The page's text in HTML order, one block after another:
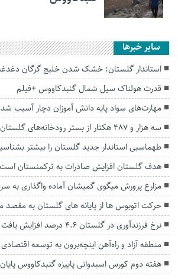
سایر خبرها
استاندار گلستان: خشک شدن خلیج گرگان
قدرت هولناک سیل شمال گنبدکاووس +فیلم
مهارت‌های سواد پایه دانش آموزان دچار آسیب
سه هزار و ۴۸۷ هکتار از بستر رودخانه‌های گلستان سنددار شد
طهماسبی استاندار جدید گلستان را بیشتر
هدف گلستان افزایش صادرات به ترکمنستان است
مزارع پرورش میگوی گمیشان آماده واگذاری به
حرکت اتوبوس ها از پایانه های گلستان به
نرخ فرزندآوری در گلستان ۴.۶ درصد افزایش یافت
منطقه آزاد و راه‌آهن اینچه‌برون به توسعه
هفته دوم کورس اسبدوانی پاییزه گنبدکاووس